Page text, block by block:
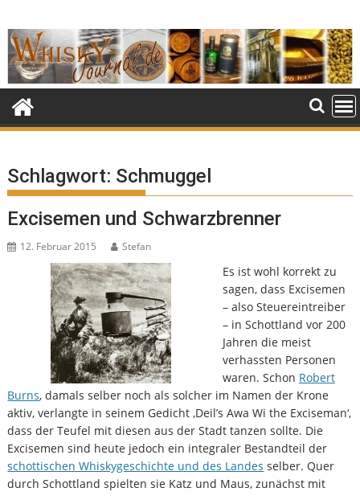
to
content
Schlagwort: Schmuggel
Excisemen und Schwarzbrenner
12. Februar 2015 Stefan
Es ist wohl korrekt zu
sagen, dass Excisemen
– also Steuereintreiber
– in Schottland vor 200
Jahren die meist
verhassten Personen
waren. Schon Robert
Burns, damals selber noch als solcher im Namen der Krone
aktiv, verlangte in seinem Gedicht ‚Deil’s Awa Wi the Exciseman‘,
dass der Teufel mit diesen aus der Stadt tanzen sollte. Die
Excisemen sind heute jedoch ein integraler Bestandteil der
schottischen Whiskygeschichte und des Landes selber. Quer
durch Schottland spielten sie Katz und Maus, zunächst mit